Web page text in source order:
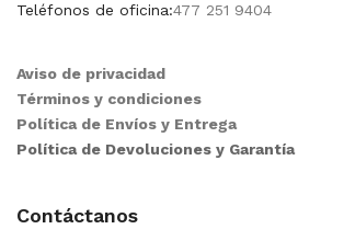
Teléfonos de oficina:477 251 9404
Aviso de privacidad
Términos y condiciones
Política de Envíos y Entrega
Política de Devoluciones y Garantía
Contáctanos